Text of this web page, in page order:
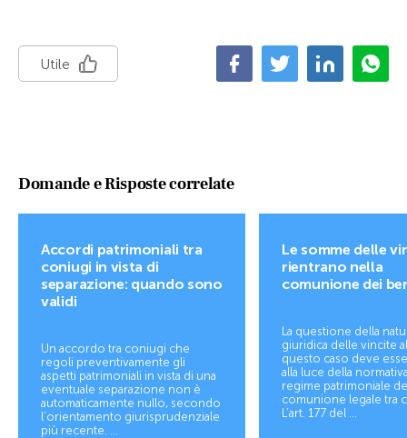
Utile
Domande e Risposte correlate
Accordi patrimoniali tra
coniugi in vista di
separazione: quando sono
validi
Un accordo tra coniugi che
regoli preventivamente gli
aspetti patrimoniali in vista di una
eventuale separazione non è
automaticamente nullo, secondo
l’orientamento giurisprudenziale
più recente. ...
Le somme delle
rientrano nella
comunione dei
La questione della
giuridica delle vincite
questo caso deve
alla luce della
regime patrimoniale
comunione legale tra
L’art. 177 del ...